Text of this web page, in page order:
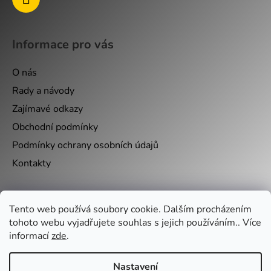
Tento web používá soubory cookie. Dalším procházením
tohoto webu vyjadřujete souhlas s jejich používáním.. Více
informacízde.
Nastavení
Informace pro vás
O nás
Rady a návody
Zajímavé odkazy
Obchodní podmínky
Podmínky ochrany osobních údajů
Kontakty
Nákupní košík